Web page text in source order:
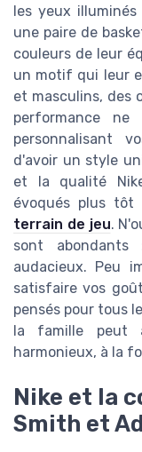
les yeux
une paire de
couleurs de leur
un motif qui leur
et masculins, des
performance ne
personnalisant
d'avoir un style
et la qualité
évoqués plus tôt
terrain de jeu.
sont
audacieux. Peu
satisfaire vos
pensés pour tous
la famille peut
harmonieux, à la
Nike et la
Smith et